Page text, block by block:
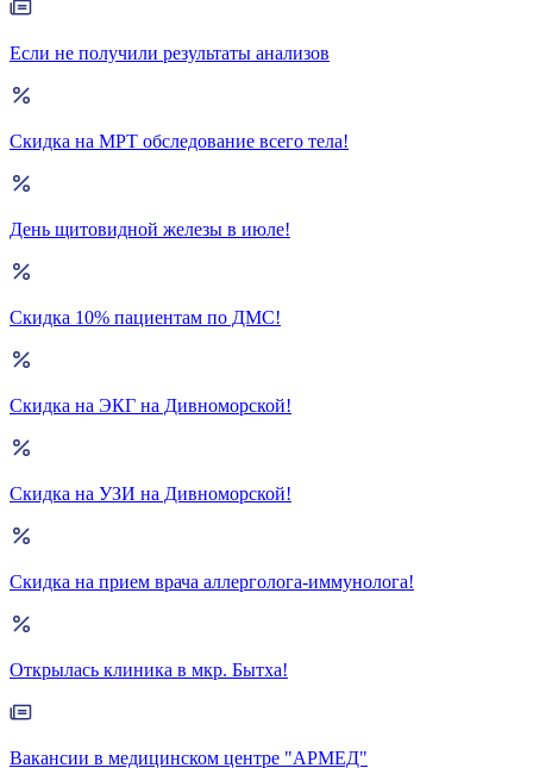
Если не получили результаты анализов
Скидка на МРТ обследование всего тела!
День щитовидной железы в июле!
Скидка 10% пациентам по ДМС!
Скидка на ЭКГ на Дивноморской!
Скидка на УЗИ на Дивноморской!
Скидка на прием врача аллерголога-иммунолога!
Открылась клиника в мкр. Бытха!
Вакансии в медицинском центре "АРМЕД"